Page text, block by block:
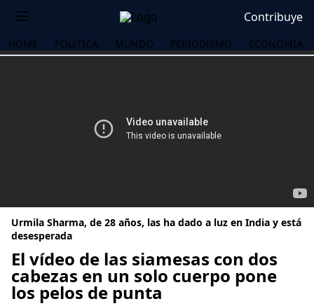
Contribuye
HOME POLÍTICA MUNDO PERIODISMO ECONOMÍA
Urmila Sharma, de 28 años, las ha dado a luz en India y está
desesperada
El vídeo de las siamesas con dos
cabezas en un solo cuerpo pone
los pelos de punta